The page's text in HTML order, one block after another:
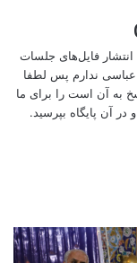
انتشار فایل‌های جلسات
ندارم پس لطفا
به آن است را برای ما
در آن پایگاه بپرسید.